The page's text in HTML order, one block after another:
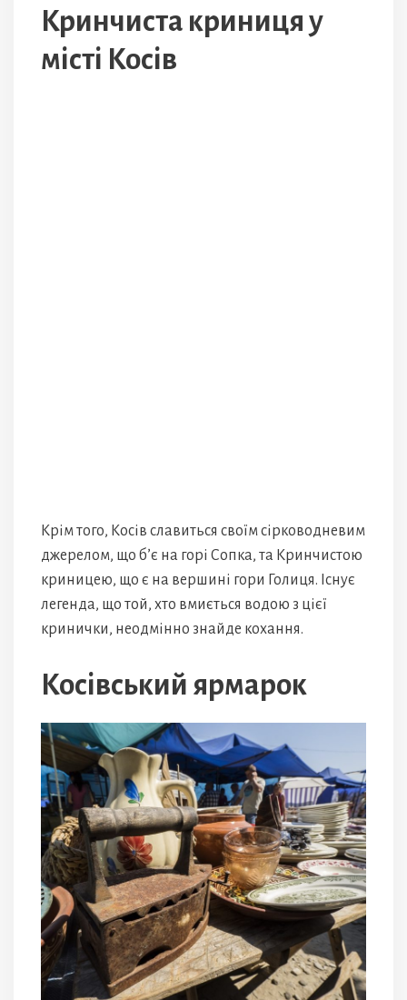
Кринчиста криниця у
місті Косів
Крім того, Косів славиться своїм сірководневим
джерелом, що б’є на горі Сопка, та Кринчистою
криницею, що є на вершині гори Голиця. Існує
легенда, що той, хто вмиється водою з цієї
кринички, неодмінно знайде кохання.
Косівський ярмарок